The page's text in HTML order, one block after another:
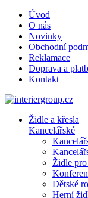
Úvod
O nás
Novinky
Obchodní
Reklamace
Doprava a
Kontakt
Židle a křesla
Kancelářské
Židle
Dětské
Herní